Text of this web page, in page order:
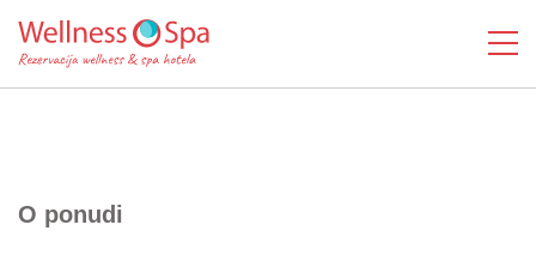
O ponudi